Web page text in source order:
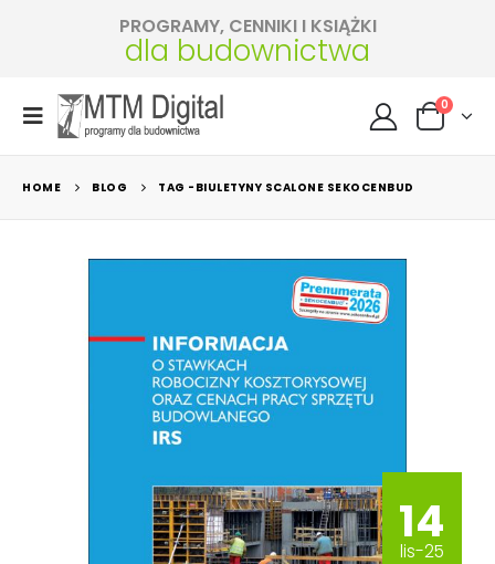
PROGRAMY, CENNIKI I KSIĄŻKI
dla budownictwa
0
HOME BLOG TAG - BIULETYNY SCALONE SEKOCENBUD
14
lis-25